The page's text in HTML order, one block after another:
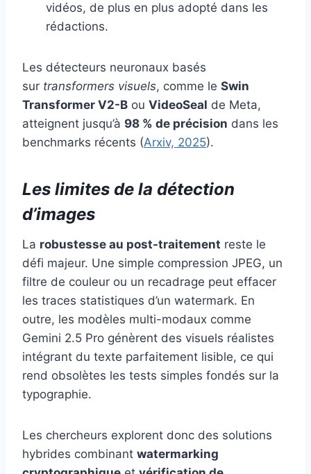
vidéos, de plus en plus adopté dans les
rédactions.
Les détecteurs neuronaux basés
sur transformers visuels, comme le Swin
Transformer V2-B ou VideoSeal de Meta,
atteignent jusqu’à 98 % de précision dans les
benchmarks récents (Arxiv, 2025).
Les limites de la détection
d’images
La robustesse au post-traitement reste le
défi majeur. Une simple compression JPEG, un
filtre de couleur ou un recadrage peut effacer
les traces statistiques d’un watermark. En
outre, les modèles multi-modaux comme
Gemini 2.5 Pro génèrent des visuels réalistes
intégrant du texte parfaitement lisible, ce qui
rend obsolètes les tests simples fondés sur la
typographie.
Les chercheurs explorent donc des solutions
hybrides combinant watermarking